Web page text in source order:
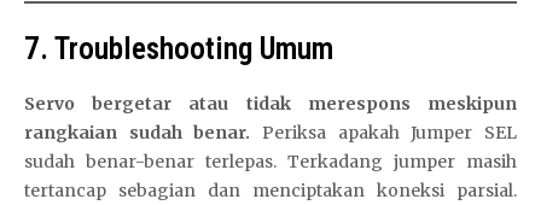
7. Troubleshooting Umum
Servo bergetar atau tidak merespons meskipun
rangkaian sudah benar. Periksa apakah Jumper SEL
sudah benar-benar terlepas. Terkadang jumper masih
tertancap sebagian dan menciptakan koneksi parsial.